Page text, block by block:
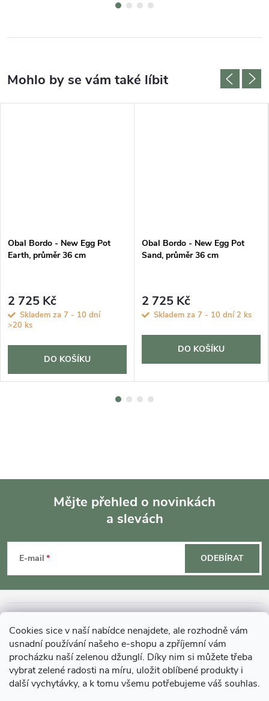
Cookies sice v naší nabídce nenajdete, ale rozhodně vám
usnadní používání našeho e-shopu a zpříjemní vám
procházku naší zelenou džunglí. Díky nim si můžete třeba
vybrat zelené radosti na míru, uložit oblíbené produkty i
další vychytávky, a k tomu všemu potřebujeme váš souhlas.
Obal Bordo - New Egg Pot
Earth, průměr 36 cm
2 725 Kč
Skladem za 7 - 10 dní
>20 ks
DO KOŠÍKU
Obal Bordo - New Egg Pot
Sand, průměr 36 cm
2 725 Kč
Skladem za 7 - 10 dní 2 ks
DO KOŠÍKU
p
a
Mějte přehled o novinkách
a slevách
E-mail ODEBÍRAT
MOHLO BY VÁS ZAJÍMAT
O GARDNERS